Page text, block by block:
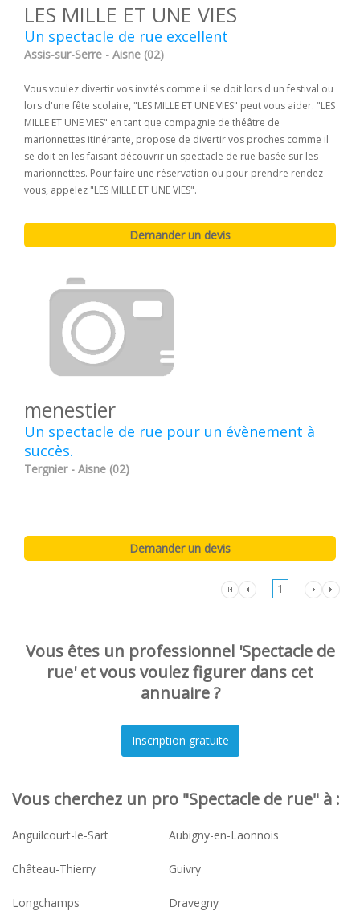
LES MILLE ET UNE VIES
Un spectacle de rue excellent
Assis-sur-Serre - Aisne (02)
Vous voulez divertir vos invités comme il se doit lors d'un festival ou
lors d'une fête scolaire, "LES MILLE ET UNE VIES" peut vous aider. "LES
MILLE ET UNE VIES" en tant que compagnie de théâtre de
marionnettes itinérante, propose de divertir vos proches comme il
se doit en les faisant découvrir un spectacle de rue basée sur les
marionnettes. Pour faire une réservation ou pour prendre rendez-
vous, appelez "LES MILLE ET UNE VIES".
menestier
Un spectacle de rue pour un évènement à
succès.
Tergnier - Aisne (02)
1
Vous êtes un professionnel 'Spectacle de
rue' et vous voulez figurer dans cet
annuaire ?
Vous cherchez un pro "Spectacle de rue" à :
Anguilcourt-le-Sart Aubigny-en-Laonnois
Château-Thierry Guivry
Longchamps Dravegny